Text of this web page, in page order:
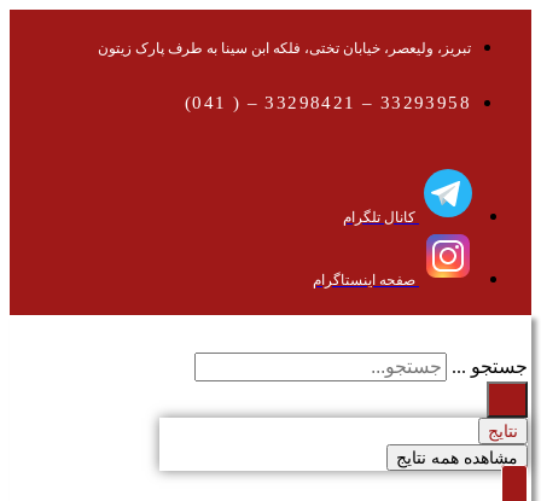
تبریز، ولیعصر، خیابان تختی، فلکه ابن سینا به طرف پارک زیتون
33293958 – 33298421 – ( 041)
کانال تلگرام
صفحه اینستاگرام
جستجو ...
نتایج
مشاهده همه نتایج